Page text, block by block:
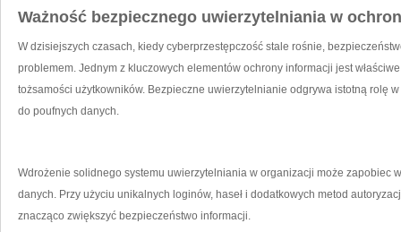
Ważność bezpiecznego uwierzytelniania ‌w‌
W dzisiejszych ⁤czasach,‌ kiedy cyberprzestępczość stale rośnie,
problemem. Jednym z kluczowych elementów ‍ochrony informacji jest
‌tożsamości użytkowników. Bezpieczne uwierzytelnianie ⁣odgrywa istotną rolę
do ⁢poufnych danych.
Wdrożenie solidnego systemu uwierzytelniania‌ w⁤ organizacji może zapobiec
danych. Przy użyciu unikalnych loginów, haseł i dodatkowych metod⁤
znacząco zwiększyć bezpieczeństwo⁣ informacji.